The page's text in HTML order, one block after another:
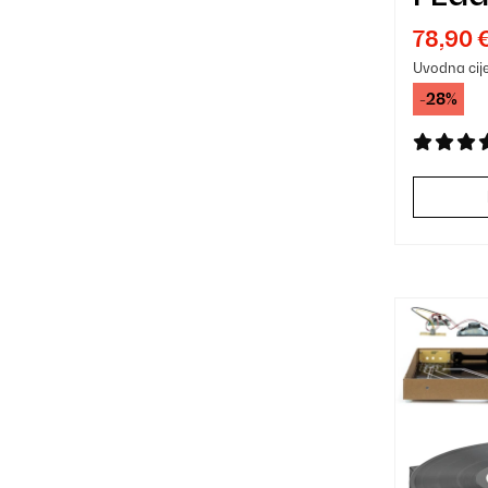
USB,
78,90
Uvodna
-28%